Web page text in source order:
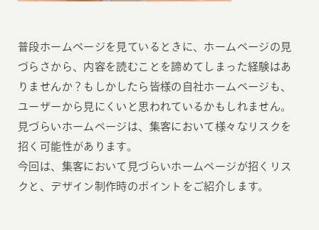
普段ホームページを見ているときに、ホームページの見
づらさから、内容を読むことを諦めてしまった経験はあ
りませんか？もしかしたら皆様の自社ホームページも、
ユーザーから見にくいと思われているかもしれません。
見づらいホームページは、集客において様々なリスクを
招く可能性があります。
今回は、集客において見づらいホームページが招くリス
クと、デザイン制作時のポイントをご紹介します。